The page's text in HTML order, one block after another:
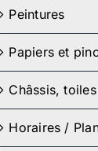
Peintures
Papiers et
Châssis,
Horaires /